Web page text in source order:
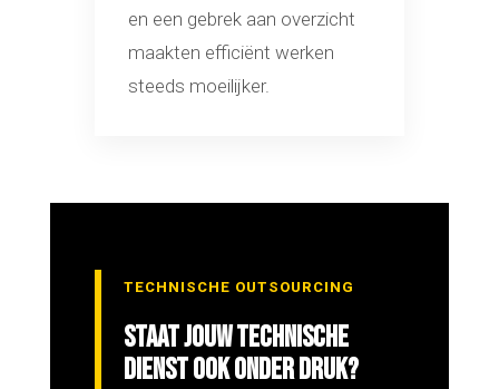
en een gebrek aan overzicht
maakten efficiënt werken
steeds moeilijker.
TECHNISCHE OUTSOURCING
STAAT JOUW TECHNISCHE
DIENST OOK ONDER DRUK?